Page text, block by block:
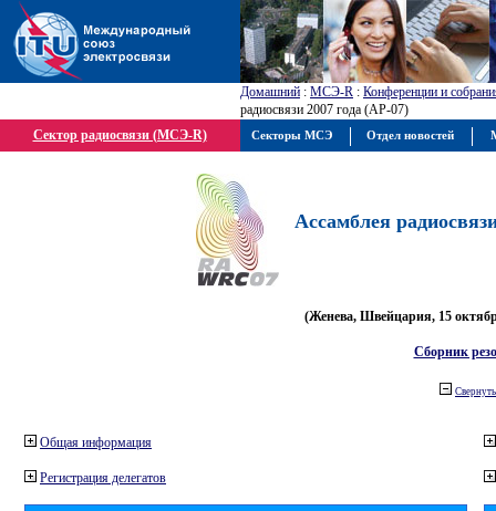
Домашний : МСЭ-R : Конференции и
радиосвязи 2007 года (АР-07)
Сектор радиосвязи (МСЭ-R)
Ассамблея
(Женева, Швейцария, 15
Сборник
Свернуть
Общая информация
Регистрация делегатов
Секторы МСЭ Отдел новостей